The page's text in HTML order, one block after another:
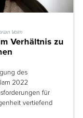
Volm
Verhältnis zu
des
2022
für
vertiefend